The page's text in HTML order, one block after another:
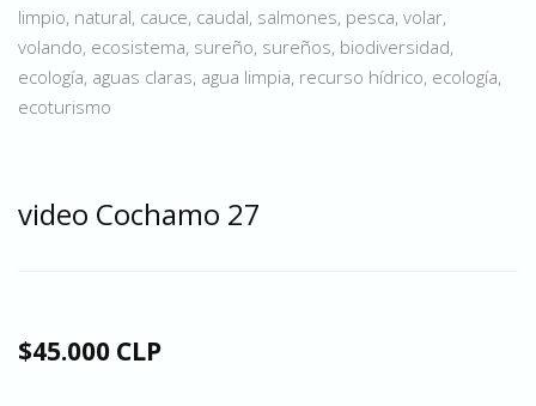
limpio, natural, cauce, caudal, salmones, pesca, volar,
volando, ecosistema, sureño, sureños, biodiversidad,
ecología, aguas claras, agua limpia, recurso hídrico, ecología,
ecoturismo
video Cochamo 27
$45.000 CLP